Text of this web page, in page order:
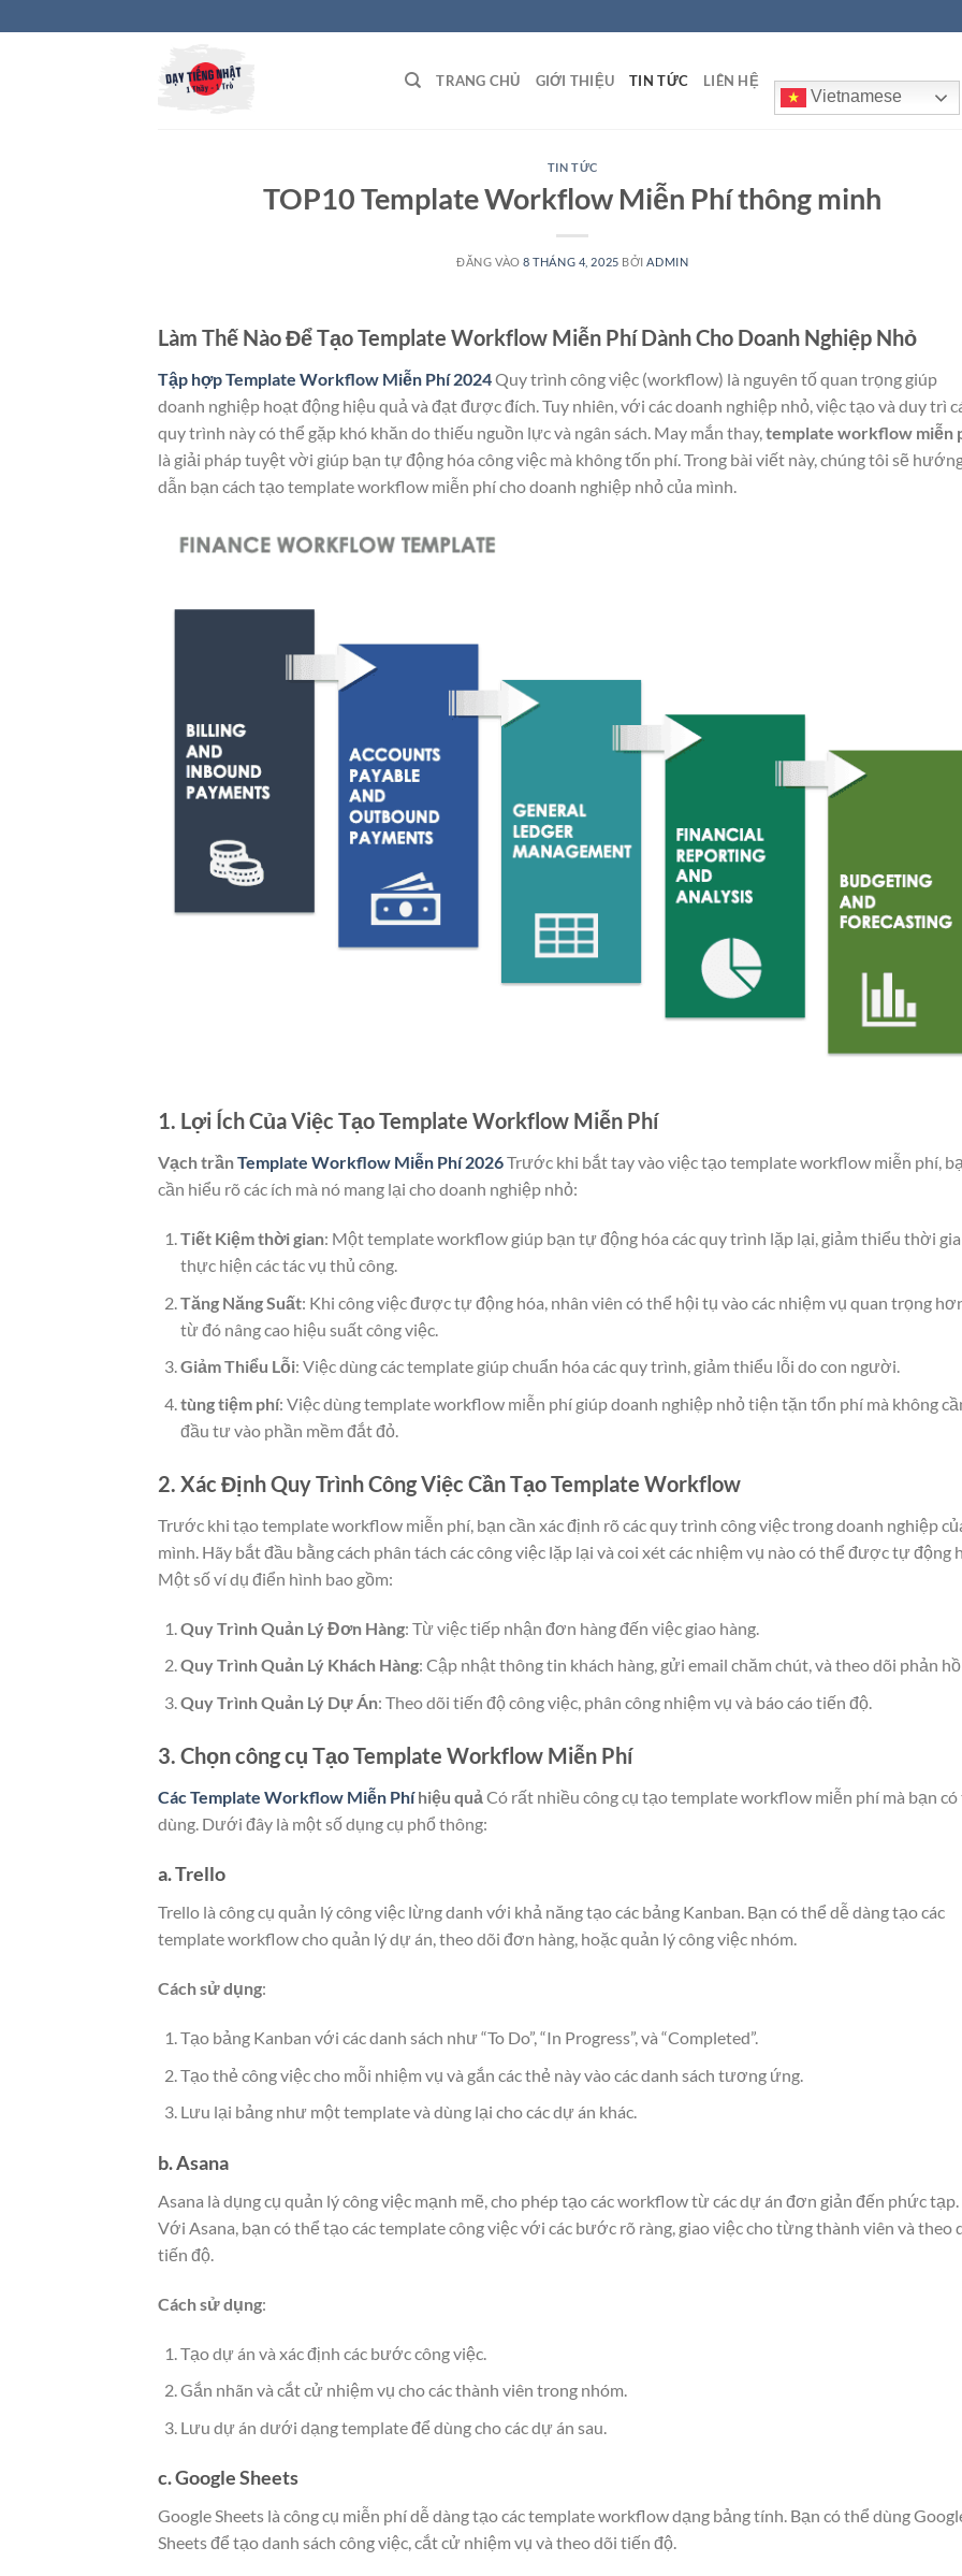
qua
TRANG CHỦ GIỚI THIỆU TIN TỨC LIÊN HỆ
Vietnamese
TIN TỨC
TOP10 Template Workflow Miễn Phí thông minh
ĐĂNG VÀO8 THÁNG 4, 2025 BỞI ADMIN
Làm Thế Nào Để Tạo Template Workflow Miễn Phí Dành Cho Doanh Nghiệp Nhỏ
Tập hợp Template Workflow Miễn Phí 2024Quy trình công việc (workflow) là nguyên tố quan trọng giúp
doanh nghiệp hoạt động hiệu quả và đạt được đích. Tuy nhiên, với các doanh nghiệp nhỏ, việc tạo và duy trì
quy trình này có thể gặp khó khăn do thiếu nguồn lực và ngân sách. May mắn thay, template workflow miễn
là giải pháp tuyệt vời giúp bạn tự động hóa công việc mà không tốn phí. Trong bài viết này, chúng tôi sẽ
dẫn bạn cách tạo template workflow miễn phí cho doanh nghiệp nhỏ của mình.
1. Lợi Ích Của Việc Tạo Template Workflow Miễn Phí
Vạch trầnTemplate Workflow Miễn Phí 2026Trước khi bắt tay vào việc tạo template workflow miễn phí,
cần hiểu rõ các ích mà nó mang lại cho doanh nghiệp nhỏ:
Tiết Kiệm thời gian: Một template workflow giúp bạn tự động hóa các quy trình lặp lại, giảm thiểu thời
thực hiện các tác vụ thủ công.
Tăng Năng Suất: Khi công việc được tự động hóa, nhân viên có thể hội tụ vào các nhiệm vụ quan trọng
từ đó nâng cao hiệu suất công việc.
Giảm Thiểu Lỗi: Việc dùng các template giúp chuẩn hóa các quy trình, giảm thiểu lỗi do con người.
tùng tiệm phí: Việc dùng template workflow miễn phí giúp doanh nghiệp nhỏ tiện tặn tổn phí mà không
đầu tư vào phần mềm đắt đỏ.
2. Xác Định Quy Trình Công Việc Cần Tạo Template Workflow
Trước khi tạo template workflow miễn phí, bạn cần xác định rõ các quy trình công việc trong doanh nghiệp
mình. Hãy bắt đầu bằng cách phân tách các công việc lặp lại và coi xét các nhiệm vụ nào có thể được tự động
Một số ví dụ điển hình bao gồm:
Quy Trình Quản Lý Đơn Hàng: Từ việc tiếp nhận đơn hàng đến việc giao hàng.
Quy Trình Quản Lý Khách Hàng: Cập nhật thông tin khách hàng, gửi email chăm chút, và theo dõi phản
Quy Trình Quản Lý Dự Án: Theo dõi tiến độ công việc, phân công nhiệm vụ và báo cáo tiến độ.
3. Chọn công cụ Tạo Template Workflow Miễn Phí
Các Template Workflow Miễn Phíhiệu quả Có rất nhiều công cụ tạo template workflow miễn phí mà bạn
dùng. Dưới đây là một số dụng cụ phổ thông:
a. Trello
Trello là công cụ quản lý công việc lừng danh với khả năng tạo các bảng Kanban. Bạn có thể dễ dàng tạo các
template workflow cho quản lý dự án, theo dõi đơn hàng, hoặc quản lý công việc nhóm.
Cách sử dụng:
Tạo bảng Kanban với các danh sách như “To Do”, “In Progress”, và “Completed”.
Tạo thẻ công việc cho mỗi nhiệm vụ và gắn các thẻ này vào các danh sách tương ứng.
Lưu lại bảng như một template và dùng lại cho các dự án khác.
b. Asana
Asana là dụng cụ quản lý công việc mạnh mẽ, cho phép tạo các workflow từ các dự án đơn giản đến phức tạp.
Với Asana, bạn có thể tạo các template công việc với các bước rõ ràng, giao việc cho từng thành viên và theo
tiến độ.
Cách sử dụng:
Tạo dự án và xác định các bước công việc.
Gắn nhãn và cắt cử nhiệm vụ cho các thành viên trong nhóm.
Lưu dự án dưới dạng template để dùng cho các dự án sau.
c. Google Sheets
Google Sheets là công cụ miễn phí dễ dàng tạo các template workflow dạng bảng tính. Bạn có thể dùng
Sheets để tạo danh sách công việc, cắt cử nhiệm vụ và theo dõi tiến độ.